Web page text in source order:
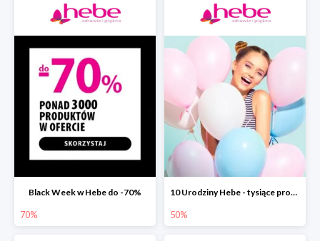
Black Week w Hebe do -70%
70%
10 Urodziny Hebe - tysiące produktów do -50%
50%